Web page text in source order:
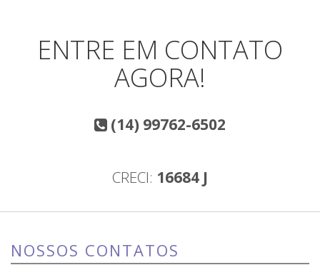
ENTRE EM CONTATO
AGORA!
(14) 99762-6502
CRECI: 16684 J
NOSSOS CONTATOS